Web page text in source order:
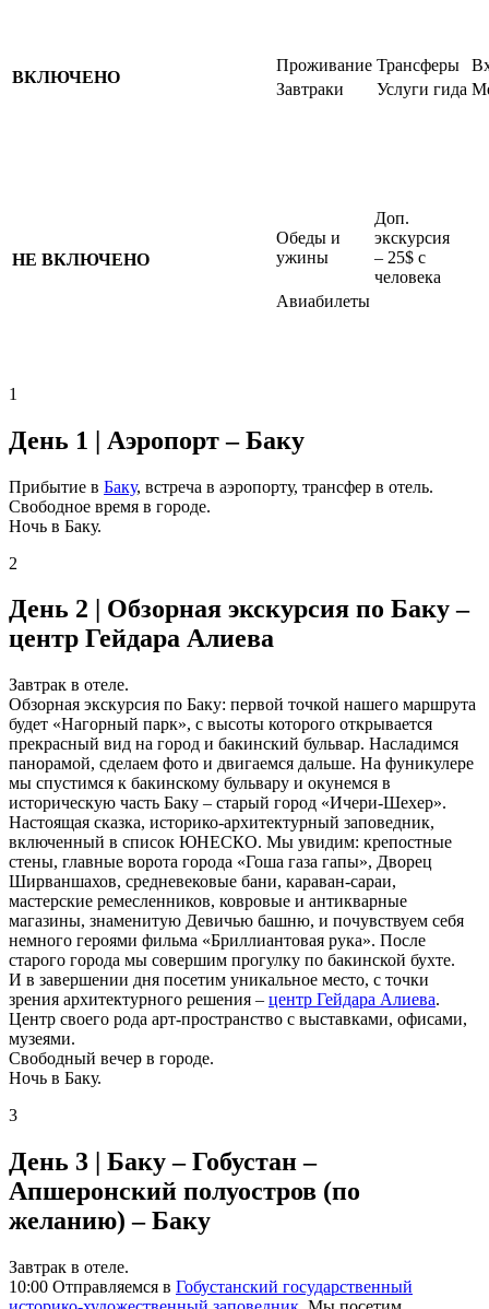
ВКЛЮЧЕНО
Проживание Трансферы
Завтраки
Услуги гида
НЕ ВКЛЮЧЕНО
Обеды и
ужины
Доп.
экскурсия
– 25$ с
человека
Авиабилеты
1
День 1 | Аэропорт – Баку
Прибытие в Баку, встреча в аэропорту, трансфер в отель.
Свободное время в городе.
Ночь в Баку.
2
День 2 | Обзорная экскурсия по Баку –
центр Гейдара Алиева
Завтрак в отеле.
Обзорная экскурсия по Баку: первой точкой нашего маршрута
будет «Нагорный парк», с высоты которого открывается
прекрасный вид на город и бакинский бульвар. Насладимся
панорамой, сделаем фото и двигаемся дальше. На фуникулере
мы спустимся к бакинскому бульвару и окунемся в
историческую часть Баку – старый город «Ичери-Шехер».
Настоящая сказка, историко-архитектурный заповедник,
включенный в список ЮНЕСКО. Мы увидим: крепостные
стены, главные ворота города «Гоша газа гапы», Дворец
Ширваншахов, средневековые бани, караван-сараи,
мастерские ремесленников, ковровые и антикварные
магазины, знаменитую Девичью башню, и почувствуем себя
немного героями фильма «Бриллиантовая рука». После
старого города мы совершим прогулку по бакинской бухте.
И в завершении дня посетим уникальное место, с точки
зрения архитектурного решения – центр Гейдара Алиева.
Центр своего рода арт-пространство с выставками, офисами,
музеями.
Свободный вечер в городе.
Ночь в Баку.
3
День 3 | Баку – Гобустан –
Апшеронский полуостров (по
желанию) – Баку
Завтрак в отеле.
10:00 Отправляемся в Гобустанский государственный